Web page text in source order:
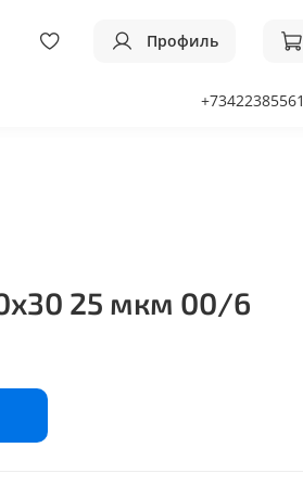
Профиль
+73422385561
25 мкм 00/6